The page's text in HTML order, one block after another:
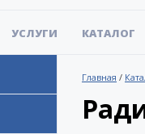
УСЛУГИ КАТАЛОГ
Главная /